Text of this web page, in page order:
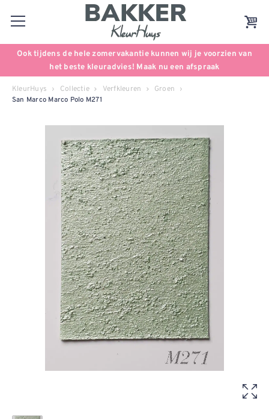
Ook tijdens de hele zomervakantie kunnen wij je voorzien van
het beste kleuradvies! Maak nu een afspraak
KleurHuys Collectie Verfkleuren Groen
San Marco Marco Polo M271